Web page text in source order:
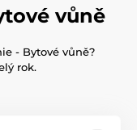
vůně
- Bytové vůně?
rok.